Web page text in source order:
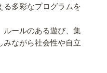
る多彩なプログラムを
ルールのある遊び、集
みながら社会性や自立